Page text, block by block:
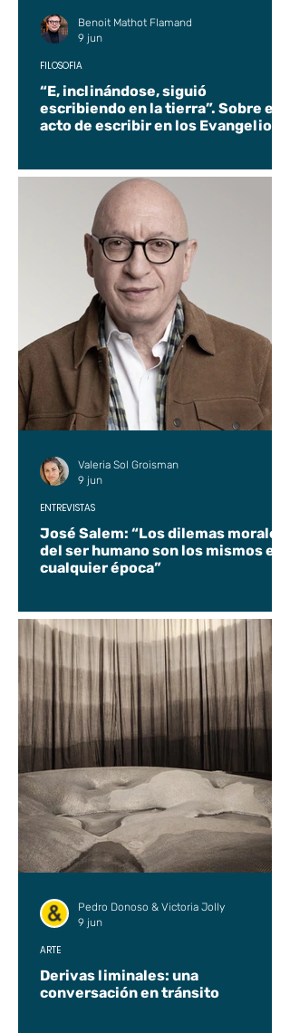
“E, inclinándose, siguió
escribiendo en la tierra”. Sobre el
acto de escribir en los Evangelios.
FILOSOFÍA
Benoit Mathot Flamand
9 jun
José Salem: “Los dilemas morales
del ser humano son los mismos en
cualquier época”
ENTREVISTAS
Valeria Sol Groisman
9 jun
Derivas liminales: una
conversación en tránsito
ARTE
Pedro Donoso & Victoria Jolly
9 jun